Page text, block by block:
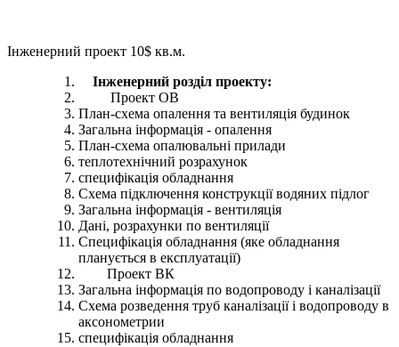
Інженерний проект 10$ кв.м.
Інженерний розділ проекту:
Проект ОВ
План-схема опалення та вентиляція будинок
Загальна інформація - опалення
План-схема опалювальні прилади
теплотехнічний розрахунок
специфікація обладнання
Схема підключення конструкції водяних підлог
Загальна інформація - вентиляція
Дані, розрахунки по вентиляції
Специфікація обладнання (яке обладнання
планується в експлуатації)
Проект ВК
Загальна інформація по водопроводу і каналізації
Схема розведення труб каналізації і водопроводу в
аксонометрии
специфікація обладнання